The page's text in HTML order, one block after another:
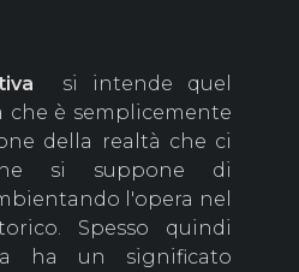
si intende quel
è semplicemente
della realtà che ci
si suppone di
l'opera nel
Spesso quindi
ha un significato